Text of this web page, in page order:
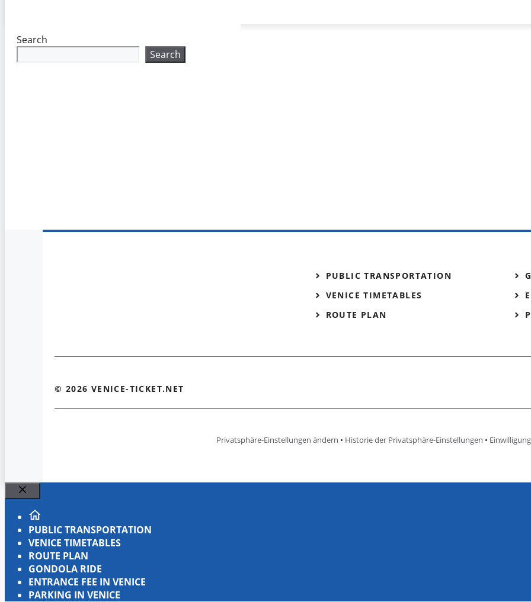
Search
Search
PUBLIC TRANSPORTATION
VENICE TIMETABLES
ROUTE PLAN
© 2026 VENICE-TICKET.NET
Privatsphäre-Einstellungen ändern • Historie der Privatsphäre-Einstellungen •
Close
PUBLIC TRANSPORTATION
VENICE TIMETABLES
ROUTE PLAN
GONDOLA RIDE
ENTRANCE FEE IN VENICE
PARKING IN VENICE